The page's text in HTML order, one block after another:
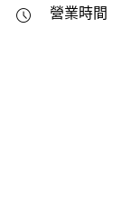
營業時間